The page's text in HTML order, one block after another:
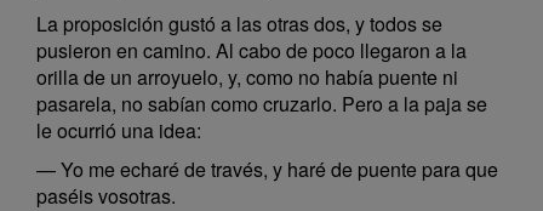
La proposición gustó a las otras dos, y todos se
pusieron en camino. Al cabo de poco llegaron a la
orilla de un arroyuelo, y, como no había puente ni
pasarela, no sabían como cruzarlo. Pero a la paja se
le ocurrió una idea:
— Yo me echaré de través, y haré de puente para que
paséis vosotras.